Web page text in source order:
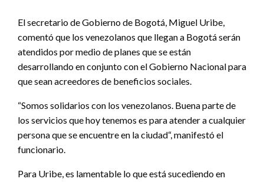
El secretario de Gobierno de Bogotá, Miguel Uribe,
comentó que los venezolanos que llegan a Bogotá serán
atendidos por medio de planes que se están
desarrollando en conjunto con el Gobierno Nacional para
que sean acreedores de beneficios sociales.
“Somos solidarios con los venezolanos. Buena parte de
los servicios que hoy tenemos es para atender a cualquier
persona que se encuentre en la ciudad“, manifestó el
funcionario.
Para Uribe, es lamentable lo que está sucediendo en